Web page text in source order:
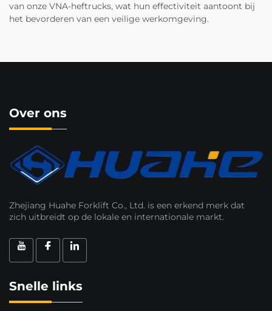
van onze VNA-heftrucks, wat hun effectiviteit aantoont bij
het bevorderen van een veilige werkomgeving.
Over ons
Zhejiang Huahe Forklift Co., Ltd. is een erkend merk dat
zich uitbreidt op de lokale en internationale markt.
Snelle links